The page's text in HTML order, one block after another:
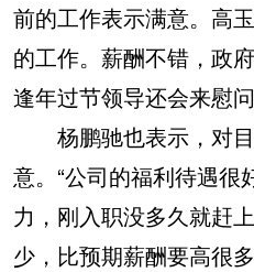
前的工作表示满意。高
的工作。薪酬不错，政
逢年过节领导还会来慰
杨鹏驰也表示，对目
意。“公司的福利待遇很
力，刚入职没多久就赶
少，比预期薪酬要高很